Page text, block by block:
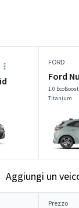
FORD
Ford
1.0
Titanium
Aggiungi un
Prezzo